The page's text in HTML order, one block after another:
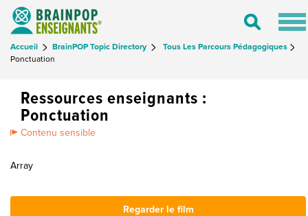
Toggle
Accueil BrainPOP Topic Directory
Tous Les Parcours Pédagogiques
Ponctuation
Ressources enseignants :
Ponctuation
Contenu sensible
Array
Regarder le film